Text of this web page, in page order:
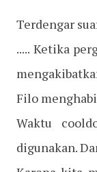
Terdengar
..... Ketika
Filo
Waktu
digunakan.